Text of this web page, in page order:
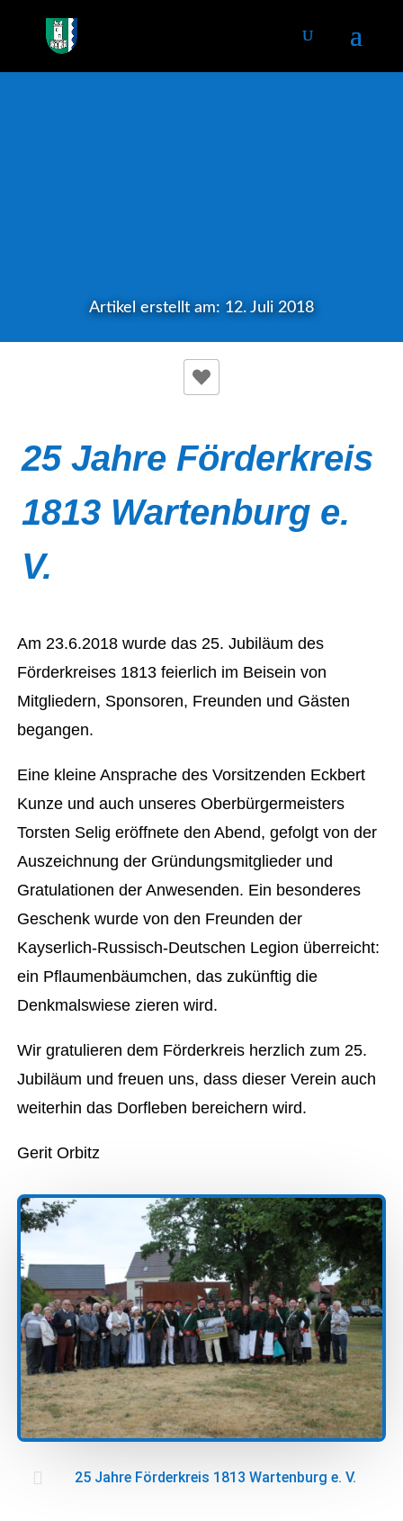
Artikel erstellt am: 12. Juli 2018
25 Jahre Förderkreis
1813 Wartenburg e.
V.
Am 23.6.2018 wurde das 25. Jubiläum des
Förderkreises 1813 feierlich im Beisein von
Mitgliedern, Sponsoren, Freunden und Gästen
begangen.
Eine kleine Ansprache des Vorsitzenden Eckbert
Kunze und auch unseres Oberbürgermeisters
Torsten Selig eröffnete den Abend, gefolgt von der
Auszeichnung der Gründungsmitglieder und
Gratulationen der Anwesenden. Ein besonderes
Geschenk wurde von den Freunden der
Kayserlich-Russisch-Deutschen Legion überreicht:
ein Pflaumenbäumchen, das zukünftig die
Denkmalswiese zieren wird.
Wir gratulieren dem Förderkreis herzlich zum 25.
Jubiläum und freuen uns, dass dieser Verein auch
weiterhin das Dorfleben bereichern wird.
Gerit Orbitz
 25 Jahre Förderkreis 1813 Wartenburg e. V.